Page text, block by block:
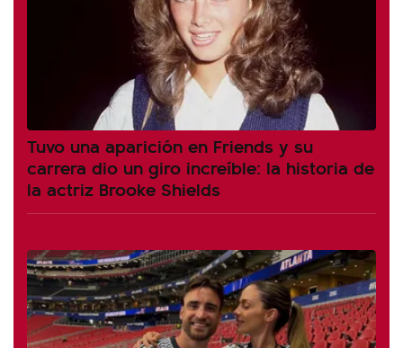
Tuvo una aparición en Friends y su
carrera dio un giro increíble: la historia de
la actriz Brooke Shields